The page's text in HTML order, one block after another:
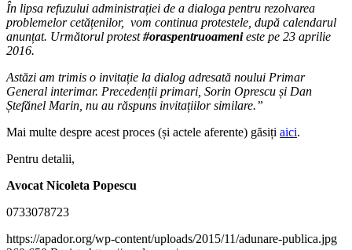
În lipsa refuzului administrației de a dialoga pentru rezolvarea
problemelor cetățenilor, vom continua protestele, după calendarul
anunțat. Următorul protest#oraspentruoamenieste pe 23 aprilie
2016.
Astăzi am trimis o invitație la dialog adresată noului Primar
General interimar. Precedenții primari, Sorin Oprescu și Dan
Ștefănel Marin, nu au răspuns invitațiilor similare.”
Mai multe despre acest proces (și actele aferente) găsiți aici.
Pentru detalii,
Avocat Nicoleta Popescu
0733078723
https://apador.org/wp-content/uploads/2015/11/adunare-publica.jpg